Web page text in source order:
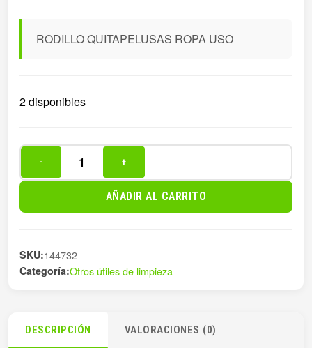
RODILLO QUITAPELUSAS ROPA USO
2 disponibles
QUITAPELUSAS
- +
AÑADIR AL CARRITO
SKU:144732
Categoría:Otros útiles de limpieza
DESCRIPCIÓN VALORACIONES (0)